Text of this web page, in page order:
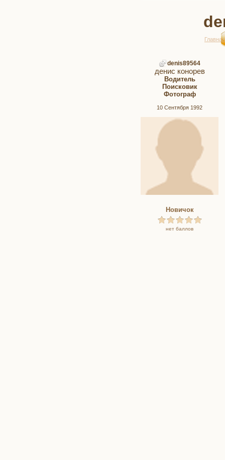
denis89564
денис конорев
Водитель
Поисковик
Фотограф
10 Сентября 1992
Новичок
нет баллов